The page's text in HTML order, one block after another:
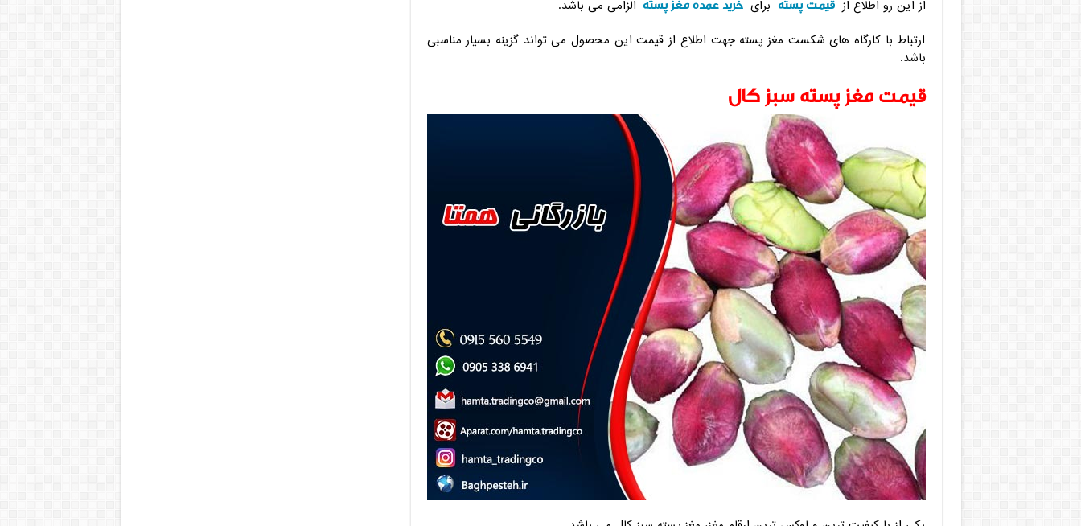
از این رو اطلاع از قیمت پسته برای خرید عمده مغز پسته الزامی می باشد.
ارتباط با کارگاه های شکست مغز پسته جهت اطلاع از قیمت این محصول می تواند گزینه بسیار مناسبی
باشد.
قیمت مغز پسته سبز کال